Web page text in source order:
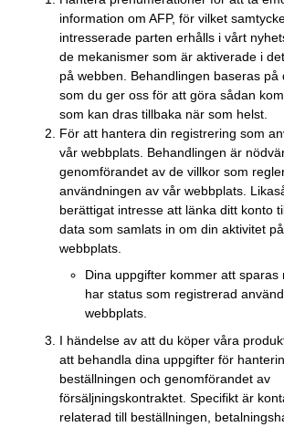
information om AFP, för vilket
intresserade parten erhålls i vårt
de mekanismer som är aktiverade i
på webben. Behandlingen baseras på
som du ger oss för att göra sådan
som kan dras tillbaka när som helst.
För att hantera din registrering som
vår webbplats. Behandlingen är
genomförandet av de villkor som
användningen av vår webbplats.
berättigat intresse att länka ditt konto
data som samlats in om din aktivitet
webbplats.
Dina uppgifter kommer att sparas
har status som registrerad
webbplats.
I händelse av att du köper våra
att behandla dina uppgifter för
beställningen och genomförandet av
försäljningskontraktet. Specifikt är
relaterad till beställningen,